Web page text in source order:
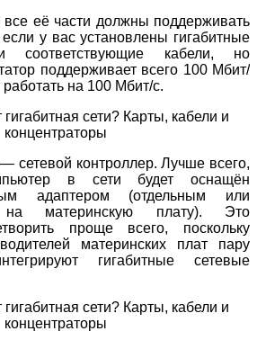
все её части должны поддерживать
у вас установлены гигабитные
соответствующие кабели, но
поддерживает всего 100 Мбит/
работать на 100 Мбит/с.
сетевой контроллер. Лучше всего,
в сети будет оснащён
адаптером (отдельным или
на материнскую плату). Это
проще всего, поскольку
материнских плат пару
гигабитные сетевые